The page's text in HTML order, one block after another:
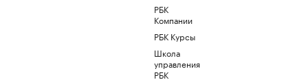
РБК
Компании
РБК Курсы
Школа
управления
РБК